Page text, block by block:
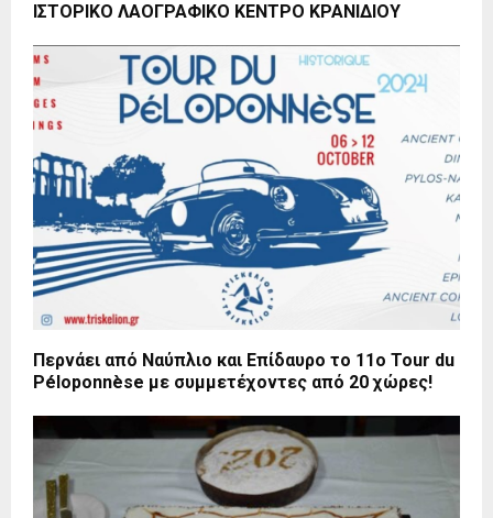
ΙΣΤΟΡΙΚΟ ΛΑΟΓΡΑΦΙΚΟ ΚΕΝΤΡΟ ΚΡΑΝΙΔΙΟΥ
Περνάει από Ναύπλιο και Επίδαυρο το 11ο Tour du
Péloponnèse με συμμετέχοντες από 20 χώρες!